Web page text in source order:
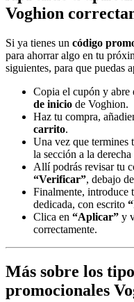
Voghion
Si ya tienes un código
para ahorrar algo en tu
siguientes, para que puedas
Copia el cupón y abre
de inicio de Voghion.
Haz tu compra,
carrito.
Una vez que termines
la sección a la
Allí podrás revisar tu
“Verificar”, debajo
Finalmente, introduce
dedicada, con escrito
Clica en “Aplicar” y
correctamente.
Más sobre los
promocionales